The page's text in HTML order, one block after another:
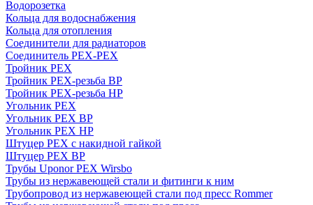
Водорозетка
Кольца для водоснабжения
Кольца для отопления
Соединители для радиаторов
Соединитель PEX-PEX
Тройник PEX
Тройник PEX-резьба ВР
Тройник PEX-резьба НР
Угольник PEX
Угольник PEX ВР
Угольник PEX НР
Штуцер PEX c накидной гайкой
Штуцер PEX ВР
Трубы Uponor PEX Wirsbo
Трубы из нержавеющей стали и фитинги к ним
Трубопровод из нержавеющей стали под пресс Rommer